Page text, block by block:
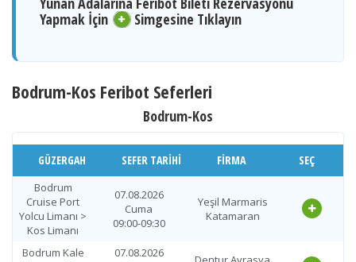
Yapmak İçin
Simgesine Tıklayın
Bodrum-Kos Feribot Seferleri
Bodrum-Kos
GÜZERGAH SEFER TARIHI FIRMA SEÇ
Bodrum
Cruise Port
Yolcu Limanı >
Kos Limanı
07.08.2026
Cuma
09:00-09:30
Yeşil Marmaris
Katamaran
Bodrum Kale
07.08.2026